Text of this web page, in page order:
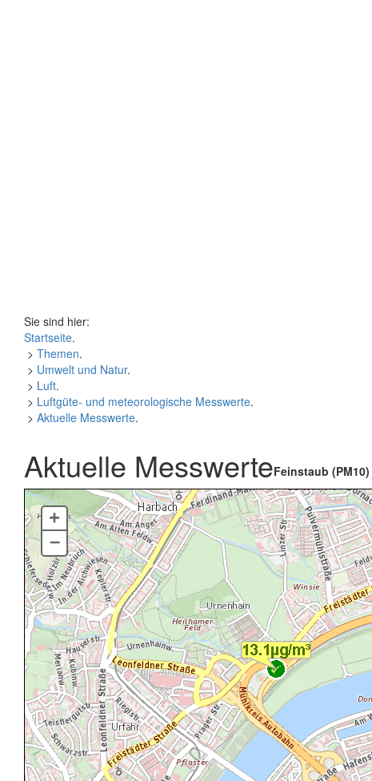
Sie sind hier:
Startseite.
> Themen.
> Umwelt und Natur.
> Luft.
> Luftgüte- und meteorologische Messwerte.
> Aktuelle Messwerte.
Aktuelle MesswerteFeinstaub (PM10)
+
–